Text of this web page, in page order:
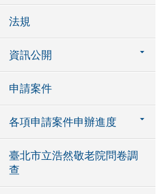
法規
資訊公開
申請案件
各項申請案件申辦進度
臺北市立浩然敬老院問卷調
查